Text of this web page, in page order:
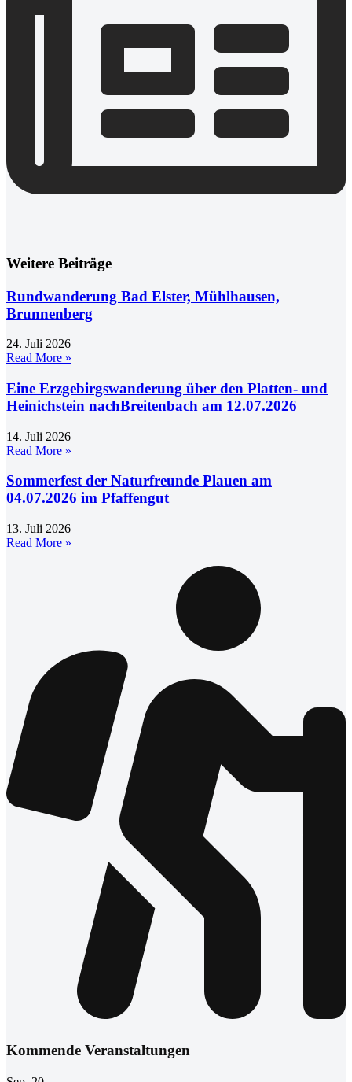
Weitere Beiträge
Rundwanderung Bad Elster, Mühlhausen,
Brunnenberg
24. Juli 2026
Read More »
Eine Erzgebirgswanderung über den Platten- und
Heinichstein nachBreitenbach am 12.07.2026
14. Juli 2026
Read More »
Sommerfest der Naturfreunde Plauen am
04.07.2026 im Pfaffengut
13. Juli 2026
Read More »
Kommende Veranstaltungen